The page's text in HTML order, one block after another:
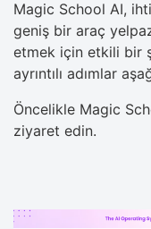
Magic School AI,
geniş bir araç
etmek için etkili bir
ayrıntılı adımlar
Öncelikle Magic
ziyaret edin.